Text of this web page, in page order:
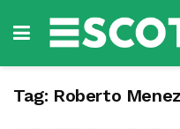
Tag: Roberto